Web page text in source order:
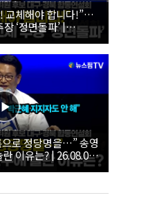
교체해야 합니다!”…
‘정면돌파’ |
당대표·최고위원 후
로 정당명을…” 송영
이유는? | 26.08.09
고위원 후보 대구·경